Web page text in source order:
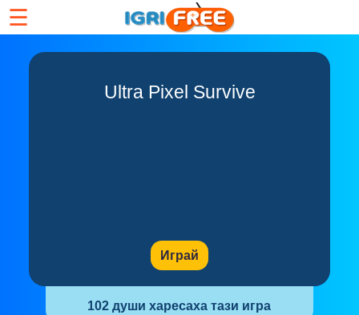
☰
Ultra Pixel Survive
Играй
102 души харесаха тази игра